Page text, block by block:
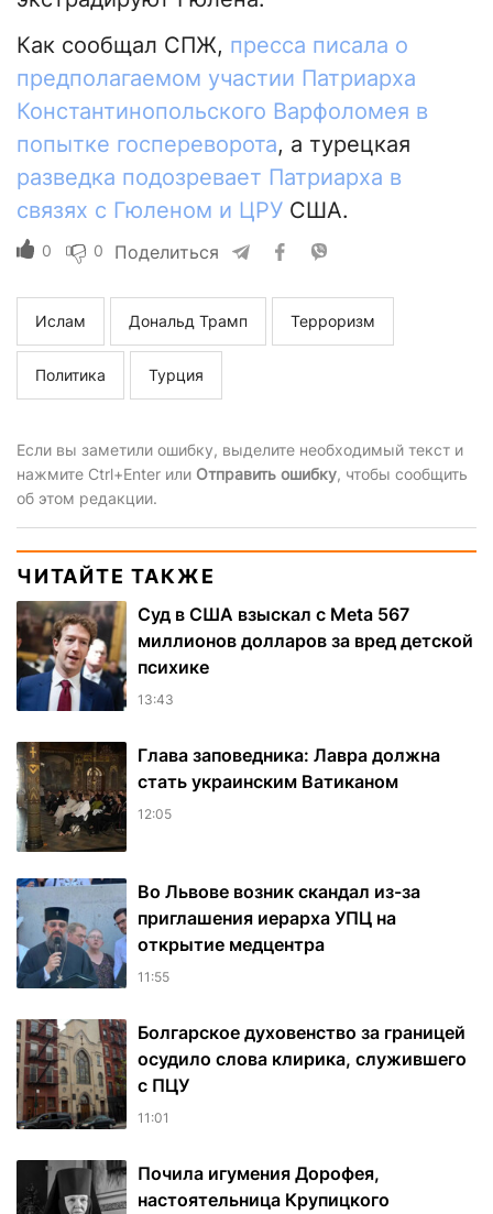
Как сообщал СПЖ, пресса писала о
предполагаемом участии Патриарха
Константинопольского Варфоломея в
попытке госпереворота, а турецкая
разведка подозревает Патриарха в
связях с Гюленом и ЦРУ США.
0 0 Поделиться
Ислам Дональд Трамп Терроризм
Политика Турция
Если вы заметили ошибку, выделите необходимый текст и
нажмите Ctrl+Enter или Отправить ошибку, чтобы сообщить
об этом редакции.
ЧИТАЙТЕ ТАКЖЕ
Суд в США взыскал с Meta 567
миллионов долларов за вред детской
психике
13:43
Глава заповедника: Лавра должна
стать украинским Ватиканом
12:05
Во Львове возник скандал из-за
приглашения иерарха УПЦ на
открытие медцентра
11:55
Болгарское духовенство за границей
осудило слова клирика, служившего
с ПЦУ
11:01
Почила игумения Дорофея,
настоятельница Крупицкого